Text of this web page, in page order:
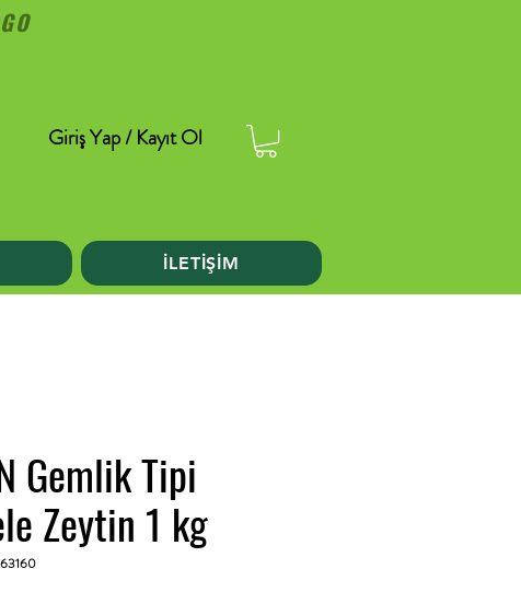
İLETİŞİM
Giriş Yap / Kayıt Ol
Gemlik Tipi
Zeytin 1 kg